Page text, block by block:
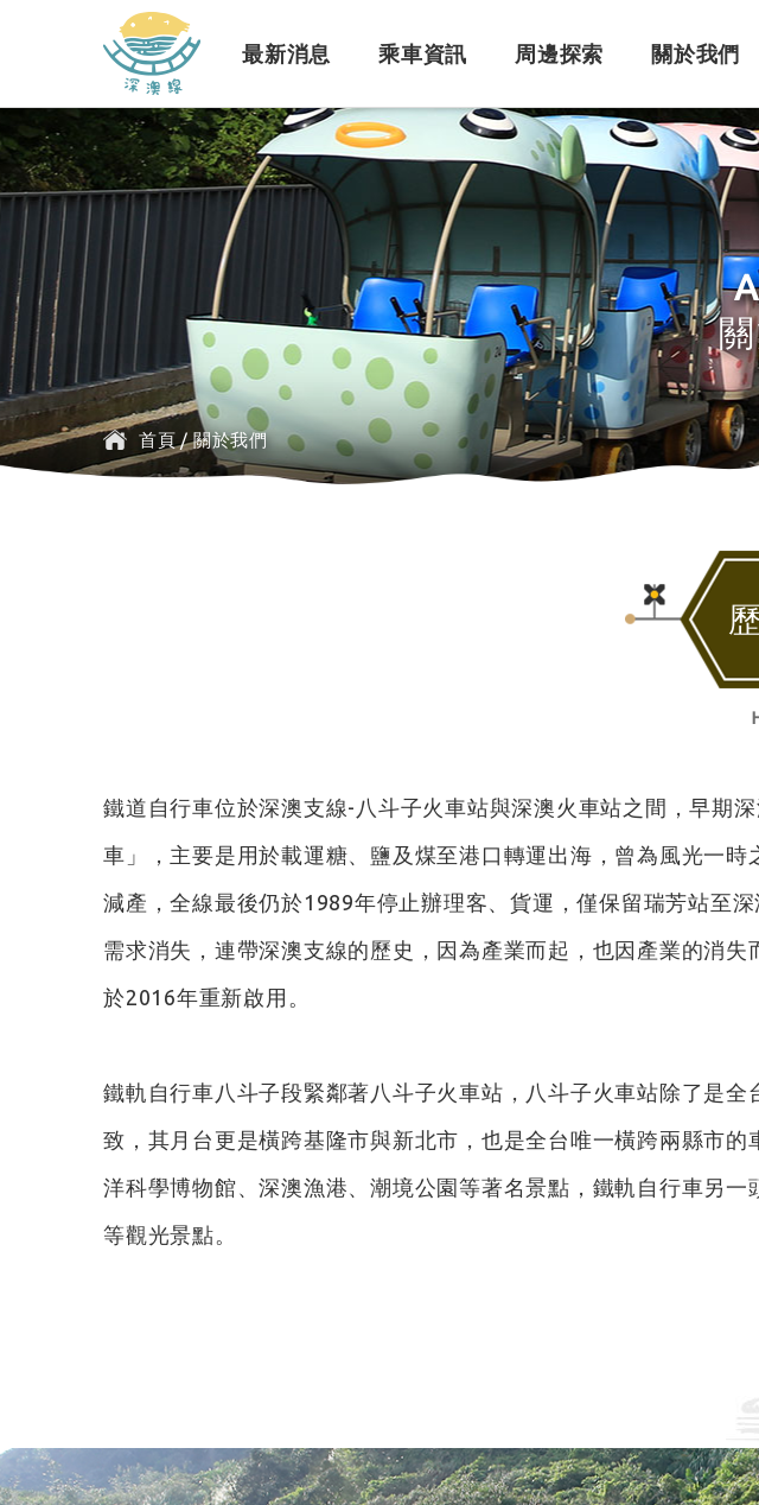
最新消息
訊息公告
乘車資訊
行車路線 票價時刻 購票須知
周邊探索
景點介紹 探索行程介紹
關於我們
緣起簡介 設施介紹 角色介紹
臺鐵 公車 自行開車
一般問題 訂票問題 訂單問題
首頁/關於我們
鐵道自行車位於深澳支線-八斗子火車站與深澳火車站之間，早期
車」，主要是用於載運糖、鹽及煤至港口轉運出海，曾為風光一
減產，全線最後仍於1989年停止辦理客、貨運，僅保留瑞芳站至
需求消失，連帶深澳支線的歷史，因為產業而起，也因產業的消
於2016年重新啟用。
鐵軌自行車八斗子段緊鄰著八斗子火車站，八斗子火車站除了是
致，其月台更是橫跨基隆市與新北市，也是全台唯一橫跨兩縣市
洋科學博物館、深澳漁港、潮境公園等著名景點，鐵軌自行車另
等觀光景點。